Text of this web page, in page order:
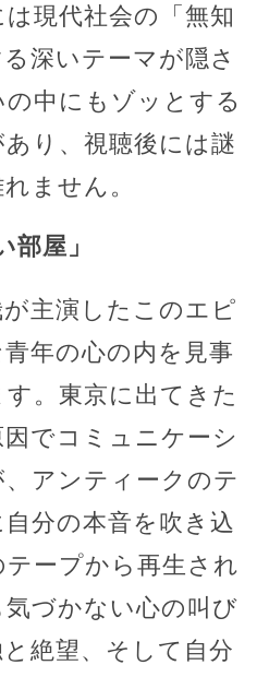
現代社会の「無知
深いテーマが隠さ
中にもゾッとする
り、視聴後には謎
ません。
部屋」
主演したこのエピ
年の心の内を見事
。東京に出てきた
でコミュニケーシ
アンティークのテ
分の本音を吹き込
ープから再生され
づかない心の叫び
絶望、そして自分